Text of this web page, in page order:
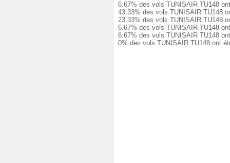
6.67% des vols TUNISAIR TU148
43.33% des vols TUNISAIR TU148
23.33% des vols TUNISAIR TU148
6.67% des vols TUNISAIR TU148
6.67% des vols TUNISAIR TU148
0% des vols TUNISAIR TU148 ont